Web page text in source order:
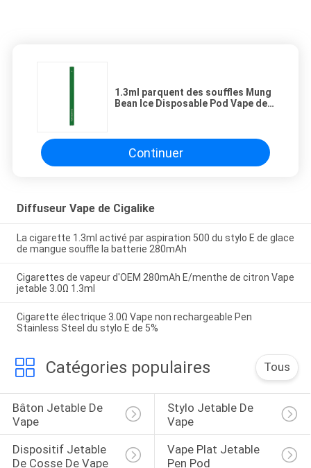
1.3ml parquent des souffles Mung
Bean Ice Disposable Pod Vape de
Continuer
Diffuseur Vape de Cigalike
La cigarette 1.3ml activé par aspiration 500 du stylo E de glace
de mangue souffle la batterie 280mAh
Cigarettes de vapeur d'OEM 280mAh E/menthe de citron Vape
jetable 3.0Ω 1.3ml
Cigarette électrique 3.0Ω Vape non rechargeable Pen
Stainless Steel du stylo E de 5%
Catégories populaires Tous
Bâton Jetable De
Vape
Stylo Jetable De
Vape
Dispositif Jetable
De Cosse De Vape
Vape Plat Jetable
Pen Pod